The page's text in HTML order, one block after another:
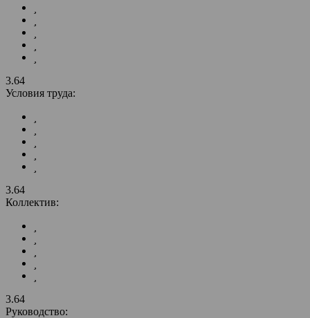
3.64
Условия труда:
3.64
Коллектив:
3.64
Руководство: